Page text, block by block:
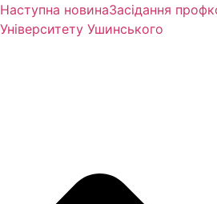
Наступна новинаЗасідання
Університету Ушинського